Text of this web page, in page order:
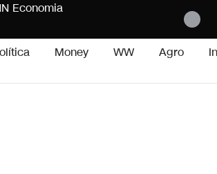
Money WW Agro